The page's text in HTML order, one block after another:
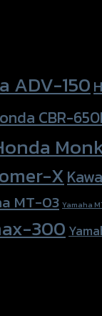
ADV-150
CBR-
X
MT-03 Yamaha
300